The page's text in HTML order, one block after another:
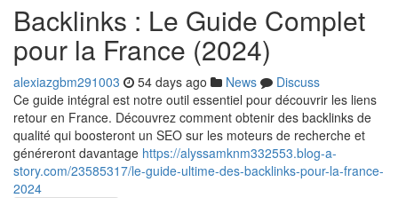
Backlinks : Le Guide Complet
pour la France (2024)
alexiazgbm291003 54 days ago News
Discuss
Ce guide intégral est notre outil essentiel pour découvrir les liens
retour en France. Découvrez comment obtenir des backlinks de
qualité qui boosteront un SEO sur les moteurs de recherche et
généreront davantage https://alyssamknm332553.blog-a-
story.com/23585317/le-guide-ultime-des-backlinks-pour-la-france-
2024